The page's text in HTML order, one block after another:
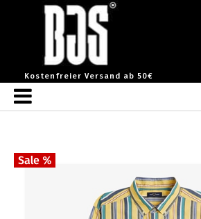
Kostenfreier Versand ab 50€